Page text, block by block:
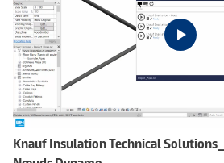
Knauf Insulation Technical